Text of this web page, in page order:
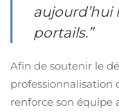
aujourd’hui
portails.”
Afin de soutenir le
professionnalisation
renforce son équipe